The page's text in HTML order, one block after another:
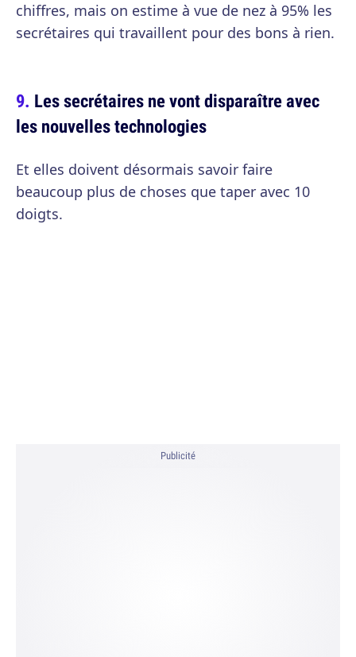
chiffres, mais on estime à vue de nez à 95% les
secrétaires qui travaillent pour des bons à rien.
Les secrétaires ne vont disparaître avec
les nouvelles technologies
Et elles doivent désormais savoir faire
beaucoup plus de choses que taper avec 10
doigts.
Publicité